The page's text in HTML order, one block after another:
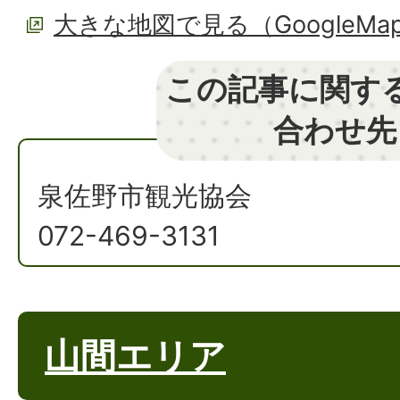
大きな地図で見る（
この記事に関す
合わせ先
泉佐野市観光協会
072-469-3131
山間エリア